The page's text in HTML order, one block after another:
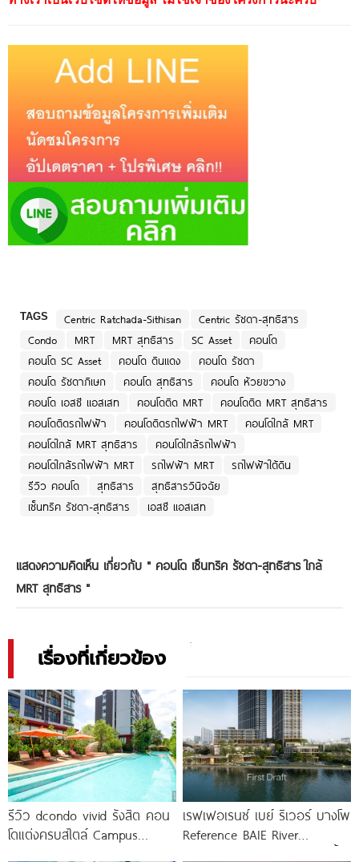
TAGS Centric Ratchada-Sithisan
Centric รัชดา-สุทธิสาร
Condo
MRT MRT สุทธิสาร SC Asset
คอนโด
คอนโด SC Asset
คอนโด ดินแดง
คอนโด รัชดา
คอนโด รัชดาภิเษก
คอนโด สุทธิสาร
คอนโด ห้วยขวาง
คอนโด เอสซี แอสเสท
คอนโดติด MRT
คอนโดติด MRT สุทธิสาร
คอนโดติดรถไฟฟ้า
คอนโดติดรถไฟฟ้า MRT
คอนโดใกล้ MRT
คอนโดใกล้ MRT สุทธิสาร
คอนโดใกล้รถไฟฟ้า
คอนโดใกล้รถไฟฟ้า MRT
รถไฟฟ้า MRT
รถไฟฟ้าใต้ดิน
รีวิว คอนโด
สุทธิสาร
สุทธิสารวินิจฉัย
เซ็นทริค รัชดา-สุทธิสาร
เอสซี แอสเสท
แสดงความคิดเห็น เกี่ยวกับ " คอนโด เซ็นทริค รัชดา-สุทธิสาร ใกล้
MRT สุทธิสาร"
เรื่องที่เกี่ยวข้อง
รีวิว dcondo vivid รังสิต คอน
โดแต่งครบสไตล์ Campus
เรฟเฟอเรนซ์ เบย์ ริเวอร์ บางโพ
Reference BAIE River